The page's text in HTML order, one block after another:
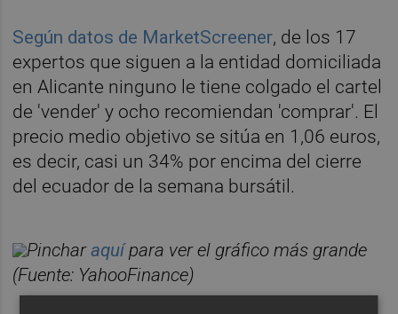
Según datos de MarketScreener, de los 17
expertos que siguen a la entidad domiciliada
en Alicante ninguno le tiene colgado el cartel
de 'vender' y ocho recomiendan 'comprar'. El
precio medio objetivo se sitúa en 1,06 euros,
es decir, casi un 34% por encima del cierre
del ecuador de la semana bursátil.
Pincharaquípara ver el gráfico más grande
(Fuente: YahooFinance)